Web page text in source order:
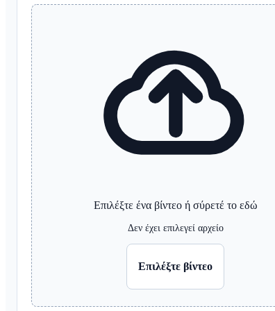
Επιλέξτε ένα βίντεο ή σύρετέ το εδώ
Δεν έχει επιλεγεί αρχείο
Επιλέξτε βίντεο